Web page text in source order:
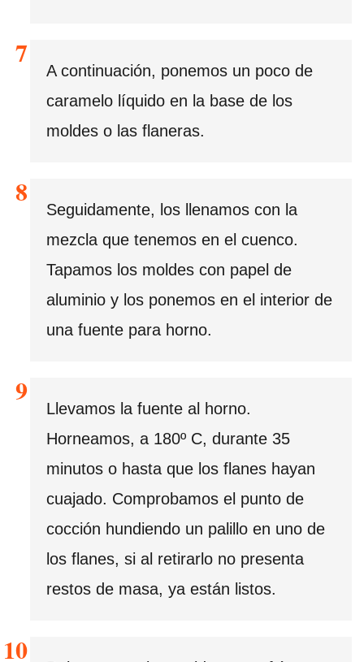
A continuación, ponemos un poco de
caramelo líquido en la base de los
moldes o las flaneras.
Seguidamente, los llenamos con la
mezcla que tenemos en el cuenco.
Tapamos los moldes con papel de
aluminio y los ponemos en el interior de
una fuente para horno.
Llevamos la fuente al horno.
Horneamos, a 180º C, durante 35
minutos o hasta que los flanes hayan
cuajado. Comprobamos el punto de
cocción hundiendo un palillo en uno de
los flanes, si al retirarlo no presenta
restos de masa, ya están listos.